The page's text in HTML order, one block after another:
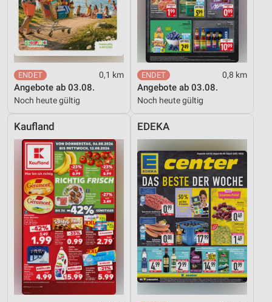
0,1 km
Angebote ab 03.08.
Noch heute gültig
0,8 km
Angebote ab 03.08.
Noch heute gültig
Kaufland EDEKA